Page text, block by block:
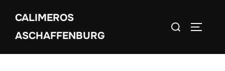
Inhalt
springen
CALIMEROS
ASCHAFFENBURG
Suchen